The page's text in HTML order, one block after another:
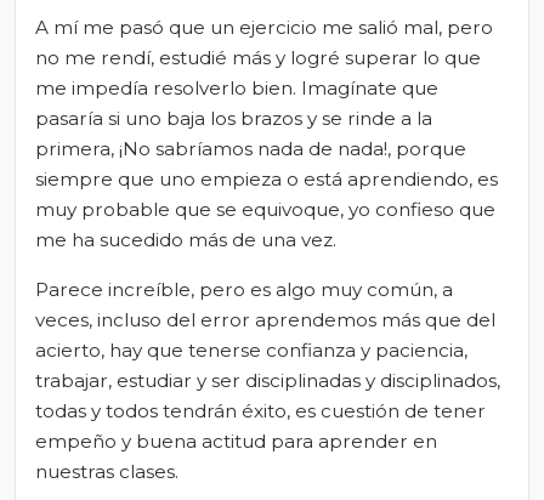
A mí me pasó que un ejercicio me salió mal, pero
no me rendí, estudié más y logré superar lo que
me impedía resolverlo bien. Imagínate que
pasaría si uno baja los brazos y se rinde a la
primera, ¡No sabríamos nada de nada!, porque
siempre que uno empieza o está aprendiendo, es
muy probable que se equivoque, yo confieso que
me ha sucedido más de una vez.
Parece increíble, pero es algo muy común, a
veces, incluso del error aprendemos más que del
acierto, hay que tenerse confianza y paciencia,
trabajar, estudiar y ser disciplinadas y disciplinados,
todas y todos tendrán éxito, es cuestión de tener
empeño y buena actitud para aprender en
nuestras clases.